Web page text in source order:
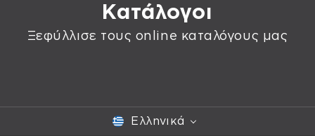
Κατάλογοι
Ξεφύλλισε τους online καταλόγους μας
Ελληνικά